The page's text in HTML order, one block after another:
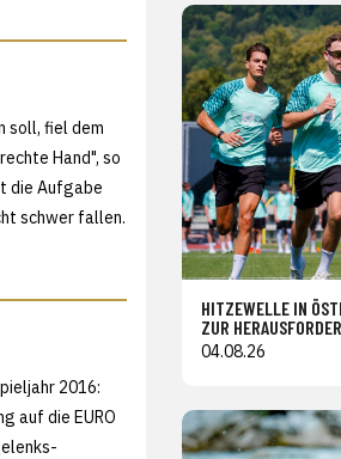
soll, fiel dem
Hand", so
die Aufgabe
schwer fallen.
2016:
auf die EURO
HITZEWELLE IN
ZUR
04.08.26